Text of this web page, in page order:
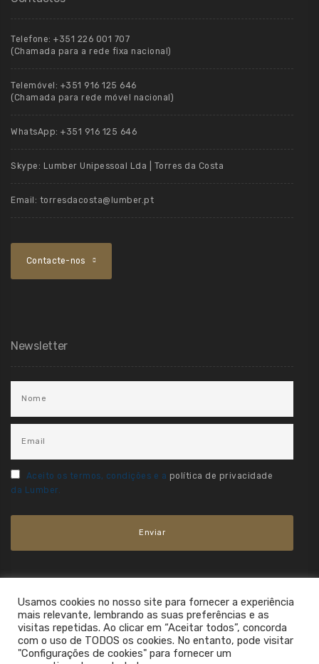
Telefone: +351 226 001 707
(Chamada para a rede fixa nacional)
Telemóvel: +351 916 125 646
(Chamada para rede móvel nacional)
WhatsApp: +351 916 125 646
Skype: Lumber Unipessoal Lda | Torres da Costa
Email: torresdacosta@lumber.pt
Contacte-nos
Newsletter
Aceito os termos, condições e a política de privacidade
da Lumber.
Usamos cookies no nosso site para fornecer a experiência
mais relevante, lembrando as suas preferências e as
visitas repetidas. Ao clicar em “Aceitar todos”, concorda
com o uso de TODOS os cookies. No entanto, pode visitar
"Configurações de cookies" para fornecer um